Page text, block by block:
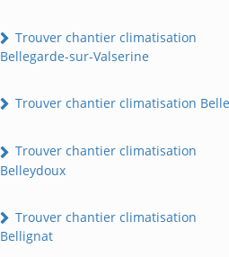
Trouver chantier climatisation
Bellegarde-sur-Valserine
Trouver chantier climatisation
Trouver chantier climatisation
Belleydoux
Trouver chantier climatisation
Bellignat